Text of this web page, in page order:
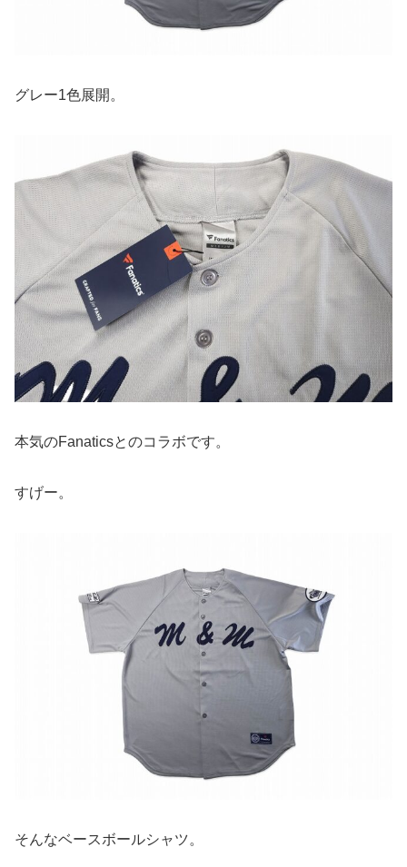
グレー1色展開。
本気のFanaticsとのコラボです。
すげー。
そんなベースボールシャツ。